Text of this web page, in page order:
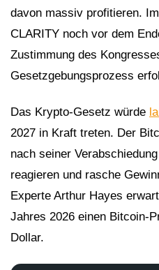
davon massiv profitieren.
CLARITY noch vor dem
Zustimmung des
Gesetzgebungsprozess
Das Krypto-Gesetz würde
2027 in Kraft treten. Der
nach seiner
reagieren und rasche
Experte Arthur Hayes
Jahres 2026 einen Bitcoin-
Dollar.